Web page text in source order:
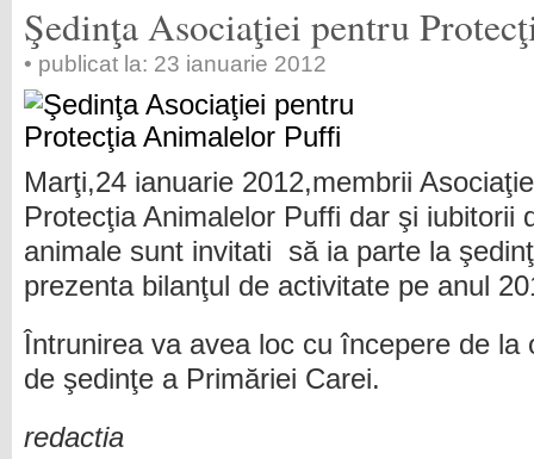
Şedinţa Asociaţiei pentru
• publicat la: 23 ianuarie 2012
Marţi,24 ianuarie 2012,membrii
Protecţia Animalelor Puffi dar şi iubitorii
animale sunt invitati să ia parte la
prezenta bilanţul de activitate pe anul
Întrunirea va avea loc cu începere de la
de şedinţe a Primăriei Carei.
redactia